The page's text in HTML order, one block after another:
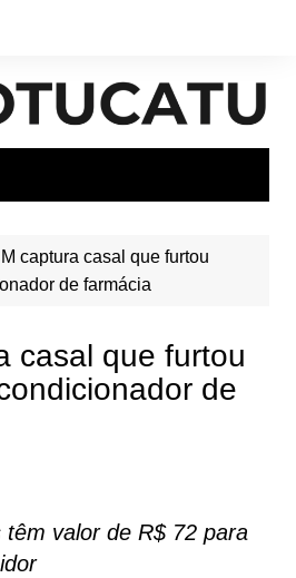
captura casal que furtou
de farmácia
casal que furtou
de
valor de R$ 72 para